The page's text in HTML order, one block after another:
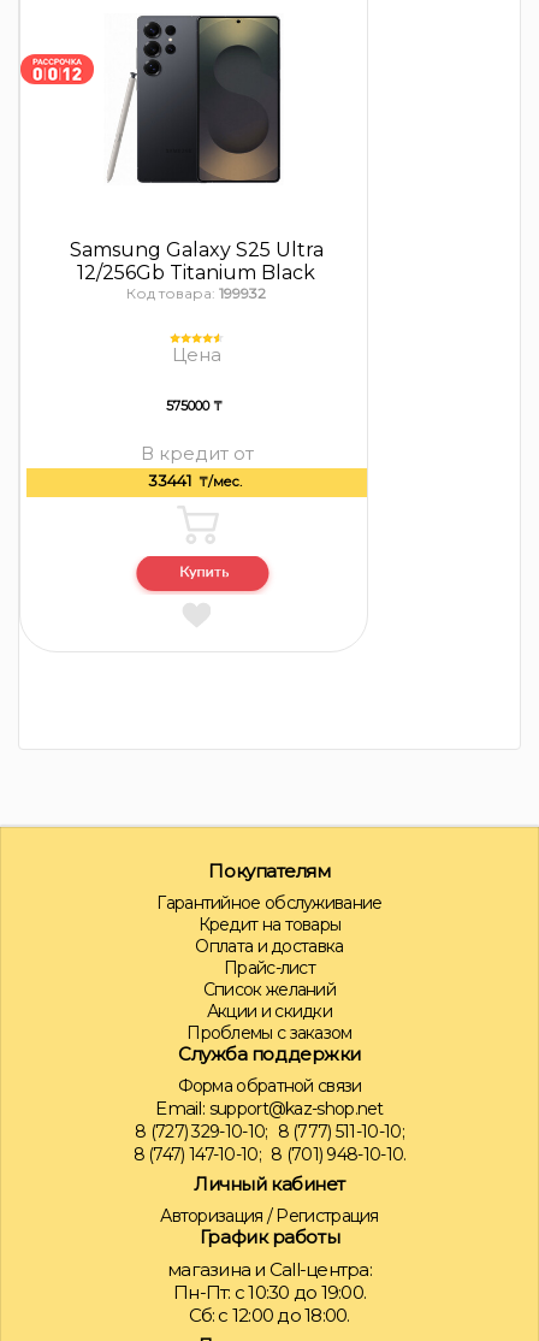
Samsung Galaxy S25 Ultra
12/256Gb Titanium Black
Код товара: 199932
Цена
575000 ₸
В кредит от
33441 ₸/мес.
Покупателям
Гарантийное обслуживание
Кредит на товары
Оплата и доставка
Прайс-лист
Список желаний
Акции и скидки
Проблемы с заказом
Служба поддержки
Форма обратной связи
Email: support@kaz-shop.net
8 (727) 329-10-10; 8 (777) 511-10-10;
8 (747) 147-10-10; 8 (701) 948-10-10.
Личный кабинет
Авторизация /Регистрация
График работы
магазина и Call-центра:
Пн-Пт: с 10:30 до 19:00.
Сб: с 12:00 до 18:00.